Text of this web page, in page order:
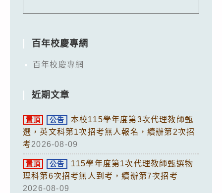
百年校慶專網
百年校慶專網
近期文章
置頂 公告
本校115學年度第3次代理教師甄
選，英文科第1次招考無人報名，續辦第2次招
考2026-08-09
置頂 公告
115學年度第1次代理教師甄選物
理科第6次招考無人到考，續辦第7次招考
2026-08-09